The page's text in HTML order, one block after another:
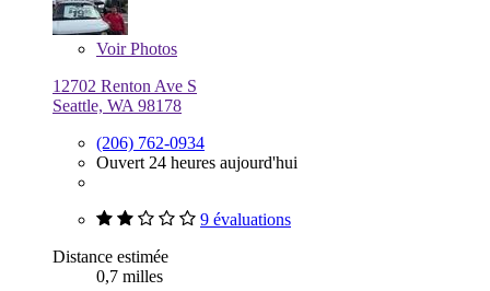
VoirPhotos
12702 Renton Ave S
Seattle, WA 98178
(206) 762-0934
Ouvert 24 heures aujourd'hui
9 évaluations
Distance estimée
0,7 milles